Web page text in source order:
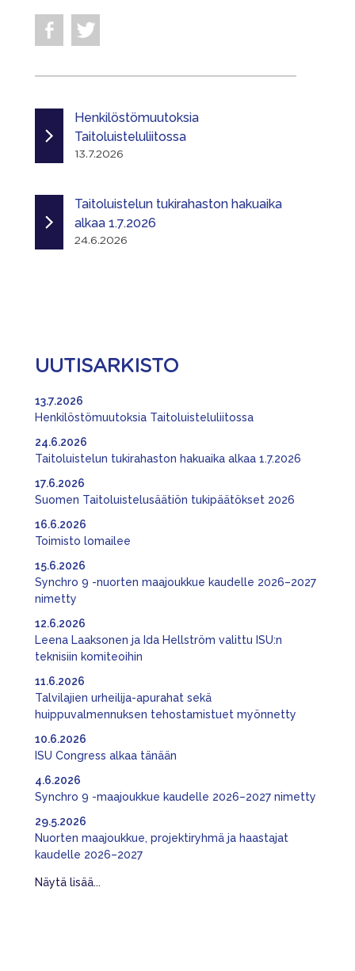
Henkilöstömuutoksia
Taitoluisteluliitossa
13.7.2026
Taitoluistelun tukirahaston hakuaika
alkaa 1.7.2026
24.6.2026
UUTISARKISTO
Henkilöstömuutoksia Taitoluisteluliitossa
13.7.2026
Taitoluistelun tukirahaston hakuaika alkaa 1.7.2026
24.6.2026
Suomen Taitoluistelusäätiön tukipäätökset 2026
17.6.2026
Toimisto lomailee
16.6.2026
Synchro 9 -nuorten maajoukkue kaudelle 2026–2027
nimetty
15.6.2026
Leena Laaksonen ja Ida Hellström valittu ISU:n
teknisiin komiteoihin
12.6.2026
Talvilajien urheilija-apurahat sekä
huippuvalmennuksen tehostamistuet myönnetty
11.6.2026
ISU Congress alkaa tänään
10.6.2026
Synchro 9 -maajoukkue kaudelle 2026–2027 nimetty
4.6.2026
Nuorten maajoukkue, projektiryhmä ja haastajat
kaudelle 2026–2027
29.5.2026
Näytä lisää...